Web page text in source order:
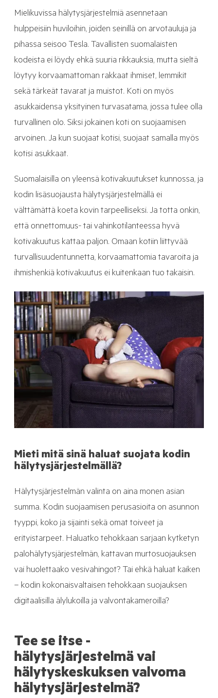
Mielikuvissa hälytysjärjestelmiä asennetaan
hulppeisiin huviloihin, joiden seinillä on arvotauluja ja
pihassa seisoo Tesla. Tavallisten suomalaisten
kodeista ei löydy ehkä suuria rikkauksia, mutta sieltä
löytyy korvaamattoman rakkaat ihmiset, lemmikit
sekä tärkeät tavarat ja muistot. Koti on myös
asukkaidensa yksityinen turvasatama, jossa tulee olla
turvallinen olo. Siksi jokainen koti on suojaamisen
arvoinen. Ja kun suojaat kotisi, suojaat samalla myös
kotisi asukkaat.
Suomalaisilla on yleensä kotivakuutukset kunnossa, ja
kodin lisäsuojausta hälytysjärjestelmällä ei
välttämättä koeta kovin tarpeelliseksi. Ja totta onkin,
että onnettomuus- tai vahinkotilanteessa hyvä
kotivakuutus kattaa paljon. Omaan kotiin liittyvää
turvallisuudentunnetta, korvaamattomia tavaroita ja
ihmishenkiä kotivakuutus ei kuitenkaan tuo takaisin.
Mieti mitä sinä haluat suojata kodin
hälytysjärjestelmällä?
Hälytysjärjestelmän valinta on aina monen asian
summa. Kodin suojaamisen perusasioita on asunnon
tyyppi, koko ja sijainti sekä omat toiveet ja
erityistarpeet. Haluatko tehokkaan sarjaan kytketyn
palohälytysjärjestelmän, kattavan murtosuojauksen
vai huolettaako vesivahingot? Tai ehkä haluat kaiken
– kodin kokonaisvaltaisen tehokkaan suojauksen
digitaalisilla älylukoilla ja valvontakameroilla?
Tee se itse -
hälytysjärjestelmä vai
hälytyskeskuksen valvoma
hälytysjärjestelmä?